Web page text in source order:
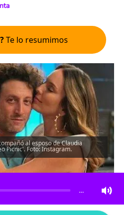
Te lo resumimos
al esposo de Claudia
Picnic'. Foto: Instagram.
el artículo
…